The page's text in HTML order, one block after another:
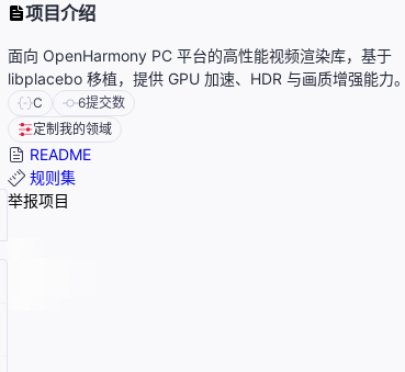
项目介绍
面向 OpenHarmony PC 平台的高性能视频渲染库，基于
libplacebo 移植，提供 GPU 加速、HDR 与画质增强能力。
C 6提交数
定制我的领域
README
规则集
举报项目